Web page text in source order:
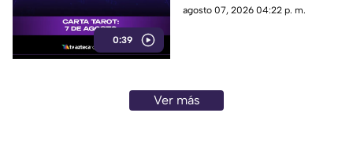
0:39
agosto 07, 2026 04:22 p. m.
Ver más